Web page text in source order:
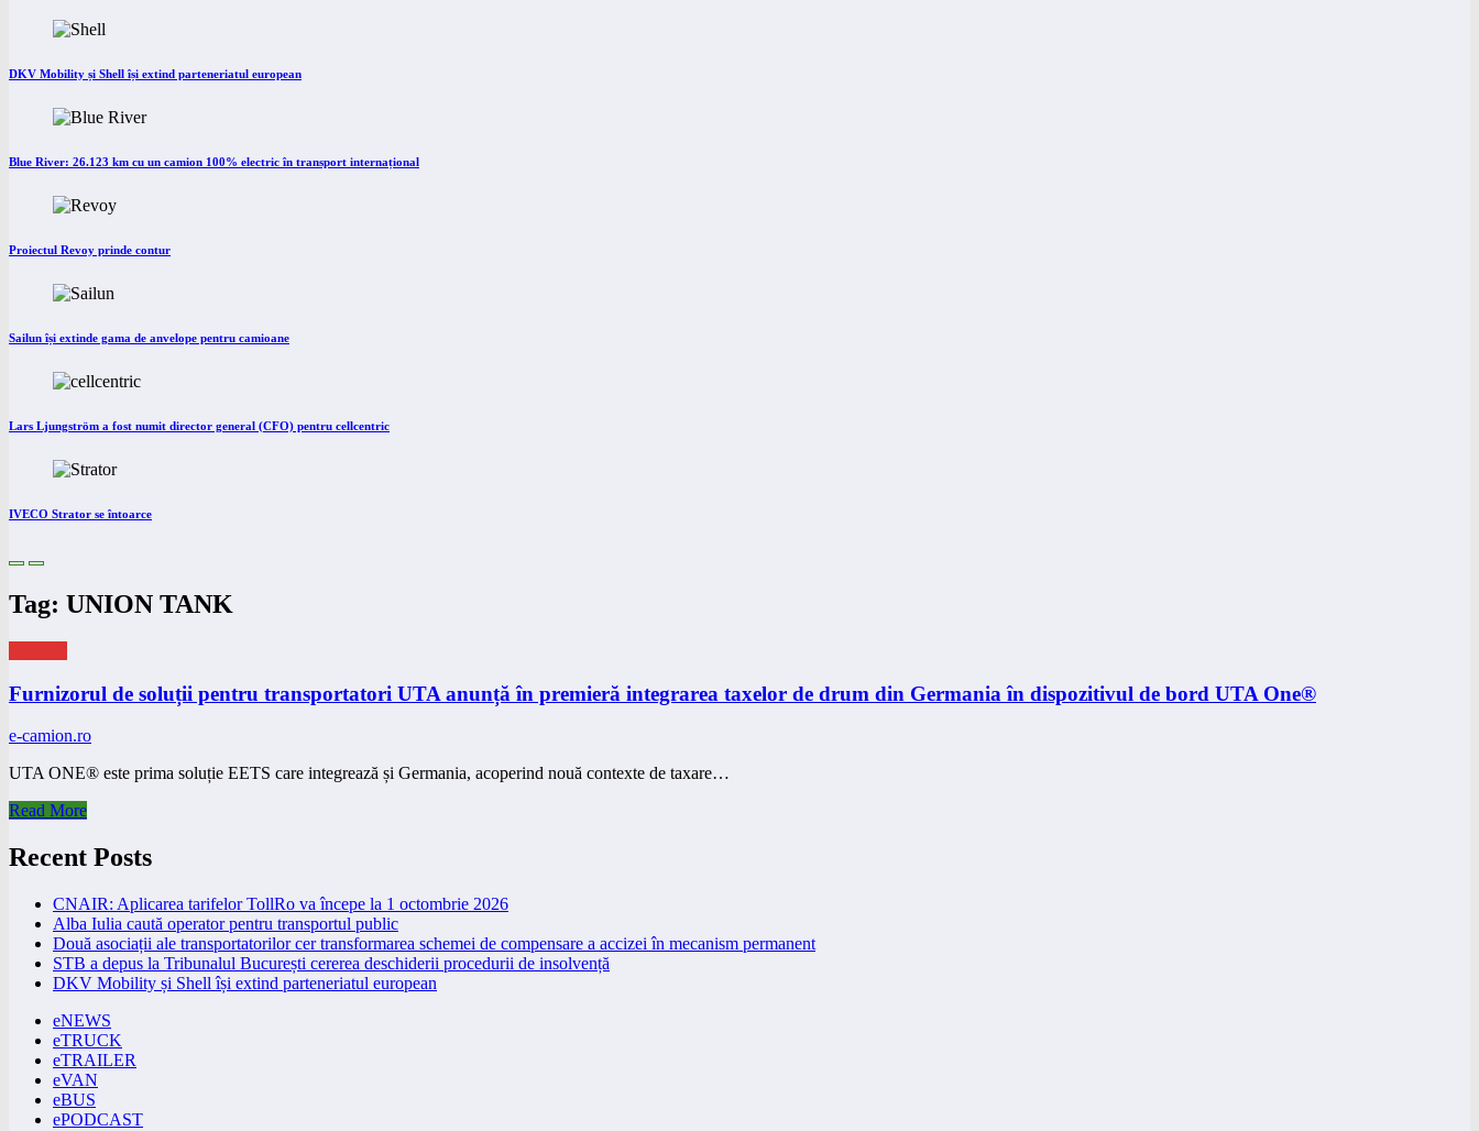
DKV Mobility și Shell își extind parteneriatul european
Blue River: 26.123 km cu un camion 100% electric în transport internațional
Proiectul Revoy prinde contur
Sailun își extinde gama de anvelope pentru camioane
Lars Ljungström a fost numit director general (CFO) pentru cellcentric
IVECO Strator se întoarce
Tag: UNION TANK
Furnizorul de soluții pentru transportatori UTA anunță în premieră integrarea taxelor de drum din Germania în dispozitivul de bord UTA One®
e-camion.ro
UTA ONE® este prima soluție EETS care integrează și Germania, acoperind nouă contexte de taxare…
Read More
Recent Posts
CNAIR: Aplicarea tarifelor TollRo va începe la 1 octombrie 2026
Alba Iulia caută operator pentru transportul public
Două asociații ale transportatorilor cer transformarea schemei de compensare a accizei în mecanism permanent
STB a depus la Tribunalul București cererea deschiderii procedurii de insolvență
DKV Mobility și Shell își extind parteneriatul european
eNEWS
eTRUCK
eTRAILER
eVAN
eBUS
ePODCAST